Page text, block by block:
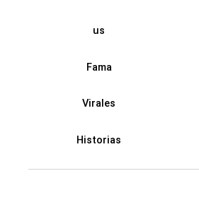
us
Fama
Virales
Historias